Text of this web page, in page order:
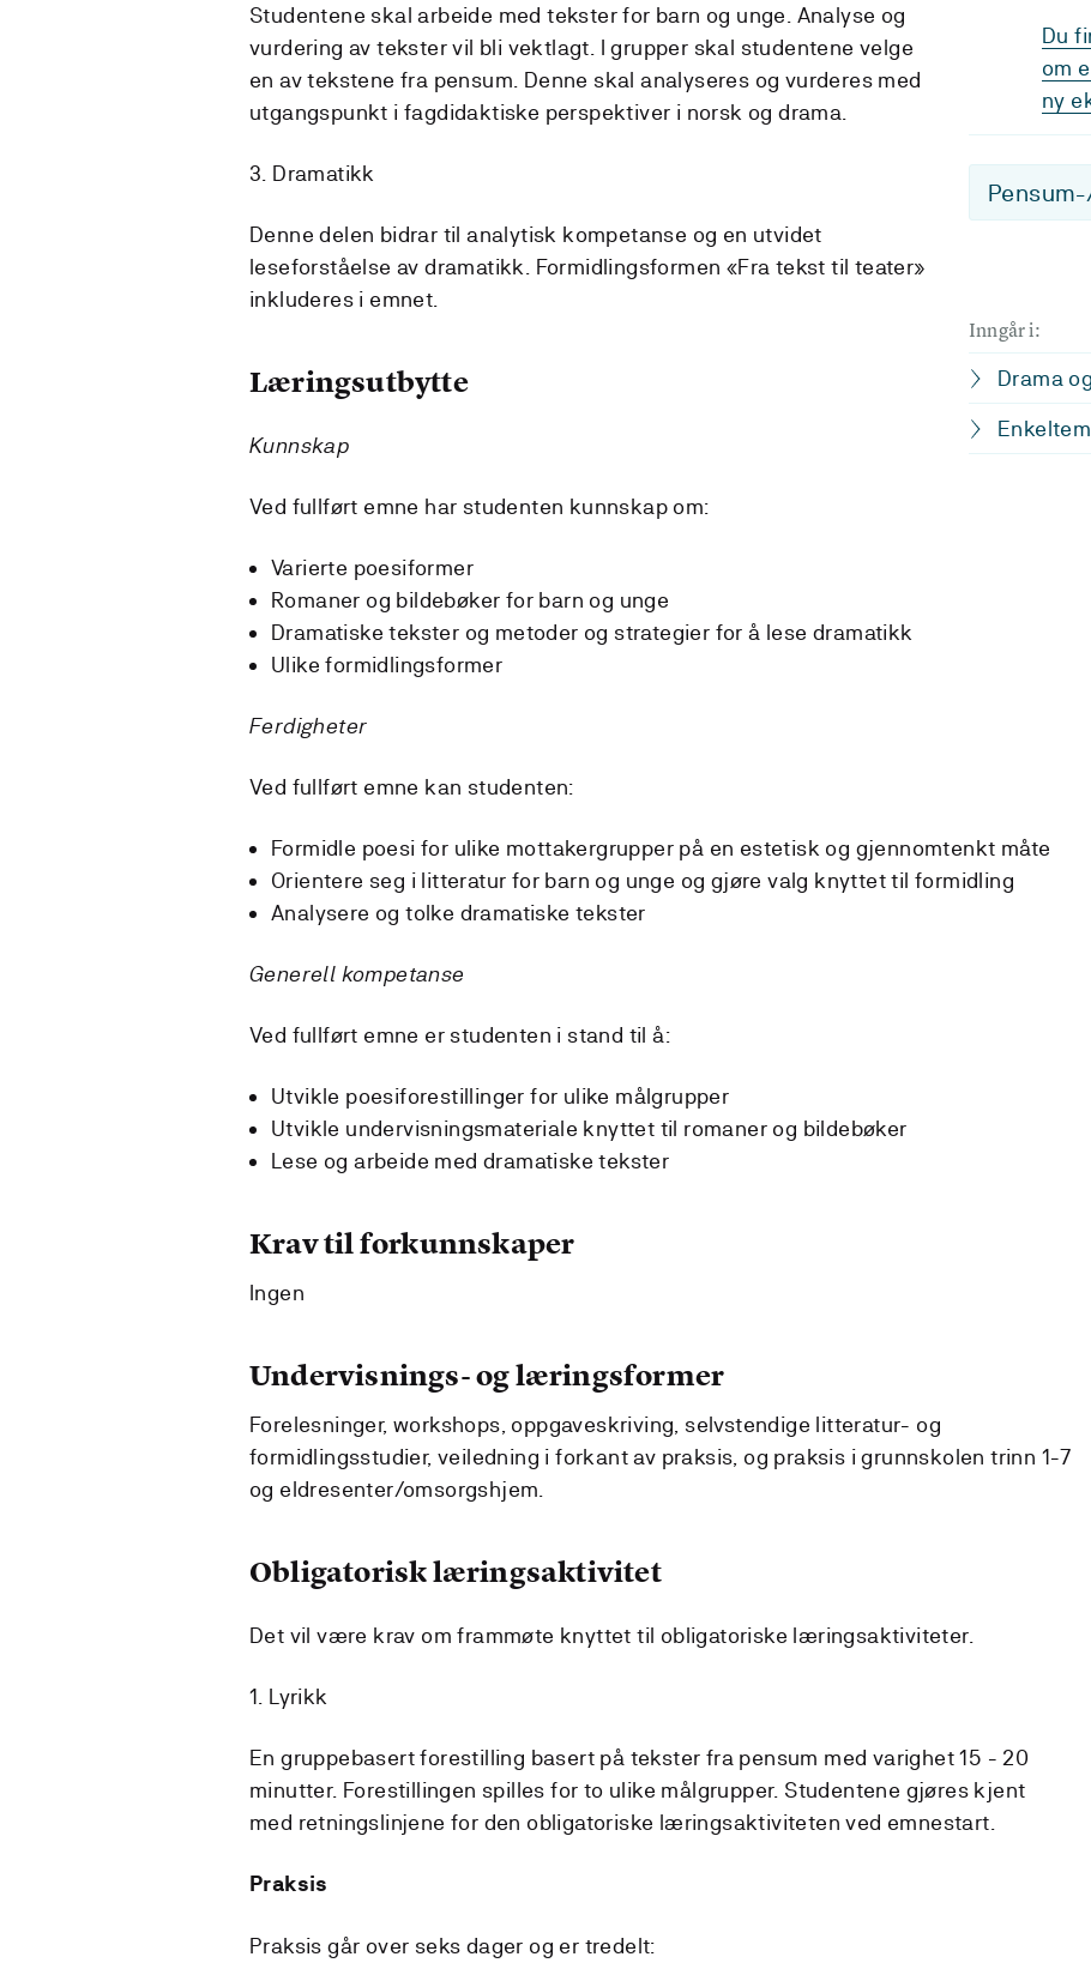
Du
om
ny
Inngår i:
Drama
Studentene skal arbeide med tekster for barn og unge. Analyse og
vurdering av tekster vil bli vektlagt. I grupper skal studentene velge
en av tekstene fra pensum. Denne skal analyseres og vurderes med
utgangspunkt i fagdidaktiske perspektiver i norsk og drama.
3. Dramatikk
Denne delen bidrar til analytisk kompetanse og en utvidet
leseforståelse av dramatikk. Formidlingsformen «Fra tekst til teater»
inkluderes i emnet.
Læringsutbytte
Kunnskap
Ved fullført emne har studenten kunnskap om:
Varierte poesiformer
Romaner og bildebøker for barn og unge
Dramatiske tekster og metoder og strategier for å lese dramatikk
Ulike formidlingsformer
Ferdigheter
Ved fullført emne kan studenten:
Formidle poesi for ulike mottakergrupper på en estetisk og gjennomtenkt måte
Orientere seg i litteratur for barn og unge og gjøre valg knyttet til formidling
Analysere og tolke dramatiske tekster
Generell kompetanse
Ved fullført emne er studenten i stand til å:
Utvikle poesiforestillinger for ulike målgrupper
Utvikle undervisningsmateriale knyttet til romaner og bildebøker
Lese og arbeide med dramatiske tekster
Krav til forkunnskaper
Ingen
Undervisnings- og læringsformer
Forelesninger, workshops, oppgaveskriving, selvstendige litteratur- og
formidlingsstudier, veiledning i forkant av praksis, og praksis i grunnskolen trinn 1-7
og eldresenter/omsorgshjem.
Obligatorisk læringsaktivitet
Det vil være krav om frammøte knyttet til obligatoriske læringsaktiviteter.
1. Lyrikk
En gruppebasert forestilling basert på tekster fra pensum med varighet 15 - 20
minutter. Forestillingen spilles for to ulike målgrupper. Studentene gjøres kjent
med retningslinjene for den obligatoriske læringsaktiviteten ved emnestart.
Praksis
Praksis går over seks dager og er tredelt: